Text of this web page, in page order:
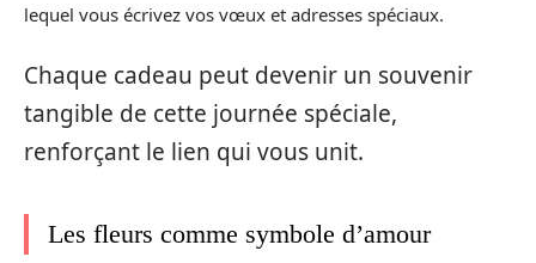
lequel vous écrivez vos vœux et adresses spéciaux.
Chaque cadeau peut devenir un souvenir
tangible de cette journée spéciale,
renforçant le lien qui vous unit.
Les fleurs comme symbole d’amour